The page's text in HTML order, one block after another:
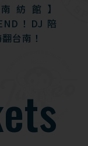
紡館】
！DJ 陪
台南！